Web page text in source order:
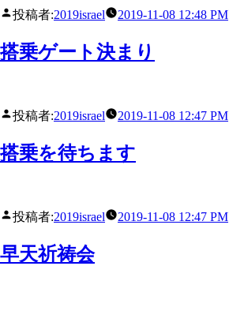
投稿者:2019israel 2019-11-08 12:48 PM
搭乗ゲート決まり
投稿者:2019israel 2019-11-08 12:47 PM
搭乗を待ちます
投稿者:2019israel 2019-11-08 12:47 PM
早天祈祷会